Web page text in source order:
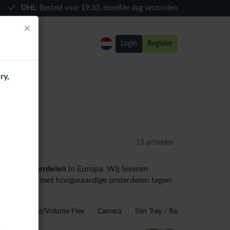
DHL: Besteld voor 19:30, dezelfde dag verzonden
Login Register
13 artikelen
NFC onderdelen in Europa. Wij leveren
met hoogwaardige onderdelen tegen
Power/Volume Flex Camera Sim Tray / Reader
×